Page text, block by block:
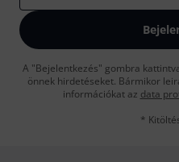
A "Bejelentkezés" gombra
önnek hirdetéseket. Bármikor
információkat az data
*